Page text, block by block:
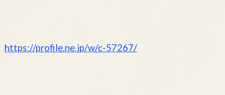
https://profile.ne.jp/w/c-57267/